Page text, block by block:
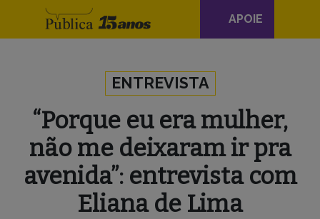
Navegação
principal
APOIE
ENTREVISTA
“Porque eu era mulher,
não me deixaram ir pra
avenida”: entrevista com
Eliana de Lima